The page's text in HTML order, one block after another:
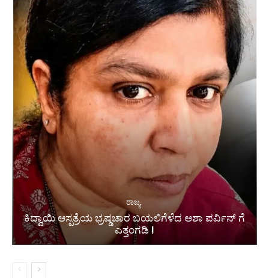
ರಾಜ್ಯ
ಕಿದ್ವಾಯಿ ಆಸ್ಪತ್ರೆಯ ಭ್ರಷ್ಡಚಾರ ಬಯಲಿಗೆಳೆದ ಆಶಾ ಪರ್ವಿನ್ ಗೆ
ಎತ್ತಂಗಡಿ !